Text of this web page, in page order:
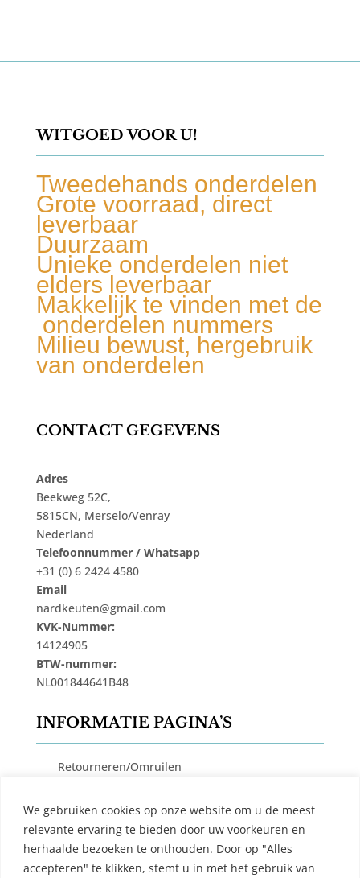
We gebruiken cookies op onze website om u de meest
relevante ervaring te bieden door uw voorkeuren en
herhaalde bezoeken te onthouden. Door op "Alles
accepteren" te klikken, stemt u in met het gebruik van
WITGOED VOOR U!
Tweedehands onderdelen
Grote voorraad, direct
leverbaar
Duurzaam
Unieke onderdelen niet
elders leverbaar
Makkelijk te vinden met de
onderdelen nummers
Milieu bewust, hergebruik
van onderdelen
CONTACT GEGEVENS
Adres
Beekweg 52C,
5815CN, Merselo/Venray
Nederland
Telefoonnummer / Whatsapp
+31 (0) 6 2424 4580
Email
nardkeuten@gmail.com
KVK-Nummer:
14124905
BTW-nummer:
NL001844641B48
INFORMATIE PAGINA’S
Retourneren/Omruilen
Cookiebeleid
Algemene Voorwaarden
Contact